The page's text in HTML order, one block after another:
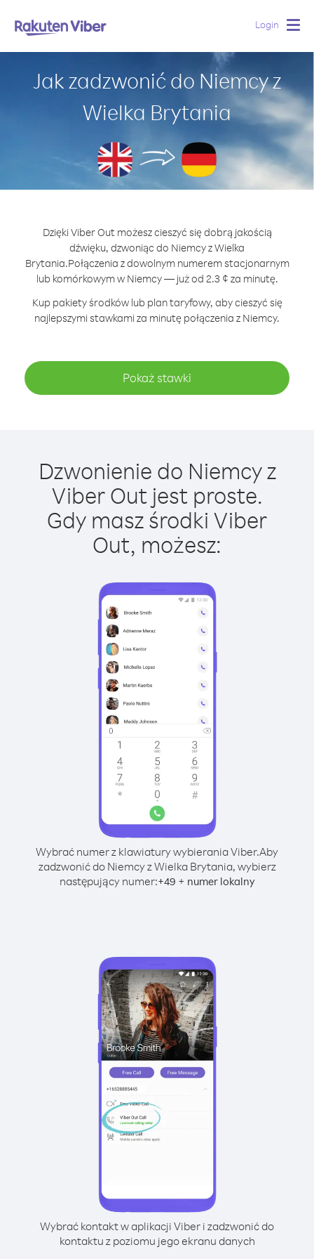
Login
Jak zadzwonić do Niemcy z
Wielka Brytania
Dzięki Viber Out możesz cieszyć się dobrą jakością
dźwięku, dzwoniąc do Niemcy z Wielka
Brytania.Połączenia z dowolnym numerem stacjonarnym
lub komórkowym w Niemcy — już od 2.3 ¢ za minutę.
Kup pakiety środków lub plan taryfowy, aby cieszyć się
najlepszymi stawkami za minutę połączenia z Niemcy.
Pokaż stawki
Dzwonienie do Niemcy z
Viber Out jest proste.
Gdy masz środki Viber
Out, możesz:
Wybrać numer z klawiatury wybierania Viber.Aby
zadzwonić do Niemcy z Wielka Brytania, wybierz
następujący numer:+49 + numer lokalny
Wybrać kontakt w aplikacji Viber i zadzwonić do
kontaktu z poziomu jego ekranu danych